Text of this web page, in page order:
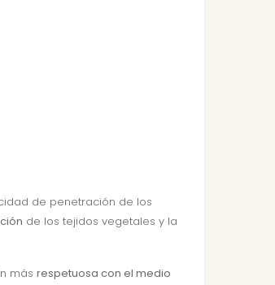
de penetración de los
de los tejidos vegetales y la
más respetuosa con el medio